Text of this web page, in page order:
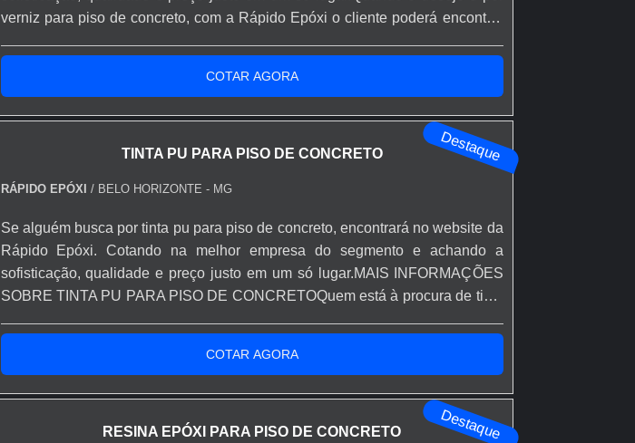
verniz para piso de concreto, com a Rápido Epóxi o cliente poderá encontrar
ferramentas para aplicação de base epóxi.MAIS INFORMAÇÕES SOBRE
COTAR AGORA
Destaque
TINTA PU PARA PISO DE CONCRETO
RÁPIDO EPÓXI / BELO HORIZONTE - MG
Se alguém busca por tinta pu para piso de concreto, encontrará no website da
Rápido Epóxi. Cotando na melhor empresa do segmento e achando a
sofisticação, qualidade e preço justo em um só lugar.MAIS INFORMAÇÕES
SOBRE TINTA PU PARA PISO DE CONCRETOQuem está à procura de tinta
Epóxi. A empresa tem em seu escopo resina epóxi autonivelante transparente
COTAR AGORA
Destaque
RESINA EPÓXI PARA PISO DE CONCRETO